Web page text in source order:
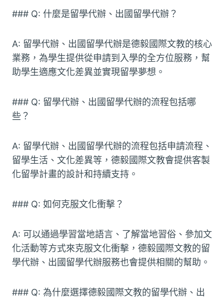
### Q: 什麼是留學代辦、出國留學代辦？
A: 留學代辦、出國留學代辦是德毅國際文教的核心
業務，為學生提供從申請到入學的全方位服務，幫
助學生適應文化差異並實現留學夢想。
### Q: 留學代辦、出國留學代辦的流程包括哪
些？
A: 留學代辦、出國留學代辦的流程包括申請流程、
留學生活、文化差異等，德毅國際文教會提供客製
化留學計畫的設計和持續支持。
### Q: 如何克服文化衝擊？
A: 可以通過學習當地語言、了解當地習俗、參加文
化活動等方式來克服文化衝擊，德毅國際文教的留
學代辦、出國留學代辦服務也會提供相關的幫助。
### Q: 為什麼選擇德毅國際文教的留學代辦、出